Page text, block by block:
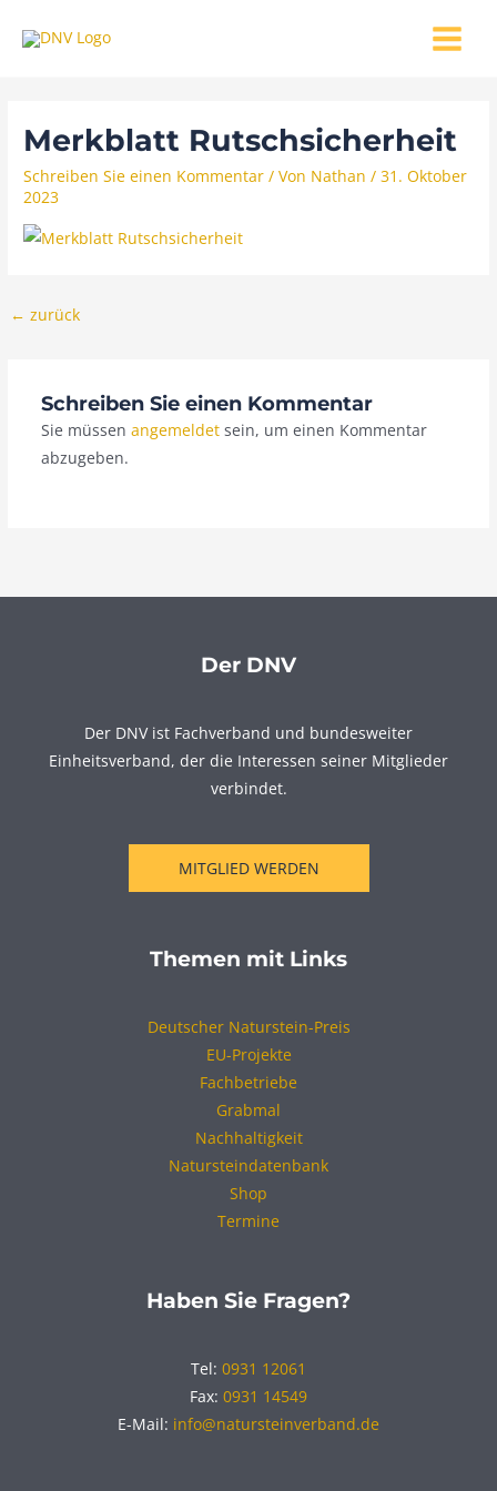
Inhalt
MENU
Merkblatt Rutschsicherheit
Schreiben Sie einen Kommentar / Von Nathan/31. Oktober
2023
← zurück
Schreiben Sie einen Kommentar
Sie müssen angemeldetsein, um einen Kommentar
abzugeben.
Der DNV
Der DNV ist Fachverband und bundesweiter
Einheitsverband, der die Interessen seiner Mitglieder
verbindet.
MITGLIED WERDEN
Themen mit Links
Deutscher Naturstein-Preis
EU-Projekte
Fachbetriebe
Grabmal
Nachhaltigkeit
Natursteindatenbank
Shop
Termine
Haben Sie Fragen?
Tel: 0931 12061
Fax: 0931 14549
E-Mail: info@natursteinverband.de